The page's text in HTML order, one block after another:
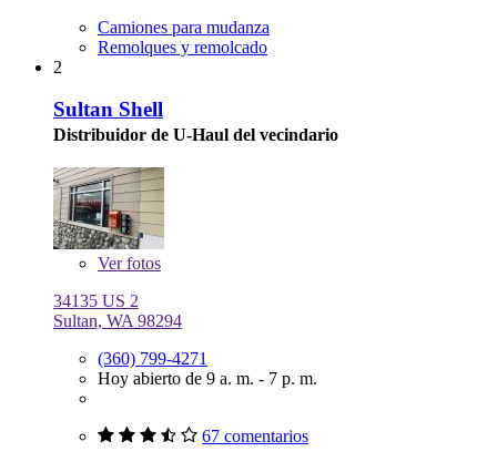
Camiones para mudanza
Remolques y remolcado
2
Sultan Shell
Distribuidor de U-Haul del vecindario
Verfotos
34135 US 2
Sultan, WA 98294
(360) 799-4271
Hoy abierto de 9 a. m. - 7 p. m.
67 comentarios